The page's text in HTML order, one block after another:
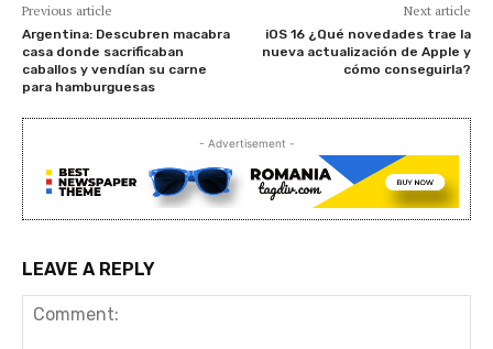
Previous article
Argentina: Descubren macabra
casa donde sacrificaban
caballos y vendían su carne
para hamburguesas
Next article
iOS 16 ¿Qué novedades trae la
nueva actualización de Apple y
cómo conseguirla?
- Advertisement -
LEAVE A REPLY